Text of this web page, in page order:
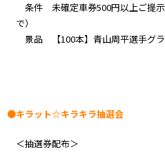
条件 未確定車券500円以上ご提
で）
景品 【100本】青山周平選手グ
●キラット☆キラキラ抽選会
＜抽選券配布＞